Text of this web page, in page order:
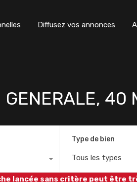
Diffusez vos annonces
GENERALE, 40
Type de bien
Tous les types
lancée sans critère peut être